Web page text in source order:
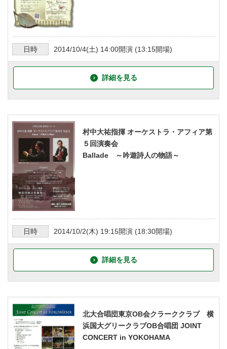
日時 2014/10/4(土) 14:00開演 (13:15開場)
詳細を見る
村中大祐指揮 オーケストラ・アフィア第
５回演奏会
Ballade ～吟遊詩人の物語～
日時 2014/10/2(木) 19:15開演 (18:30開場)
詳細を見る
北大合唱団東京OB会クラーククラブ 横
浜国大グリークラブOB合唱団 JOINT
CONCERT in YOKOHAMA